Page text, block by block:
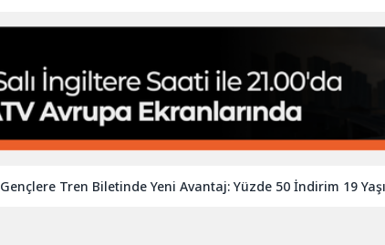
Tren Biletinde Yeni Avantaj: Yüzde 50 İndirim 19 Yaşına